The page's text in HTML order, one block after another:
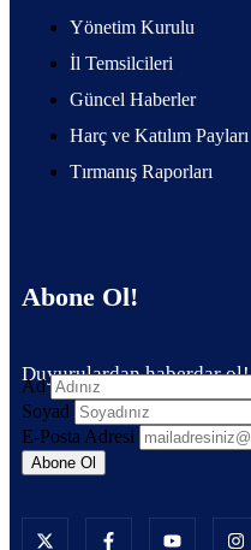
Yönetim Kurulu
İl Temsilcileri
Güncel Haberler
Harç ve Katılım Payları
Tırmanış Raporları
Abone Ol!
Duyurulardan haberdar ol!
Ad
Soyad
E-Posta Adresi